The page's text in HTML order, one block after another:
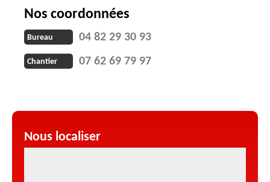
Nos coordonnées
Bureau 04 82 29 30 93
Chantier 07 62 69 79 97
Nous localiser